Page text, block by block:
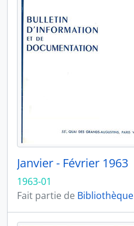
Janvier - Février 1963
1963-01
Fait partie de Bibliothèque